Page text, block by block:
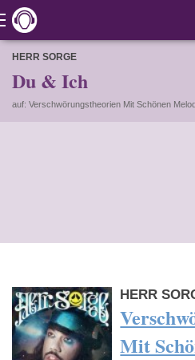
HERR SORGE
Du & Ich
auf: Verschwörungstheorien Mit Schönen
HERR
Mit